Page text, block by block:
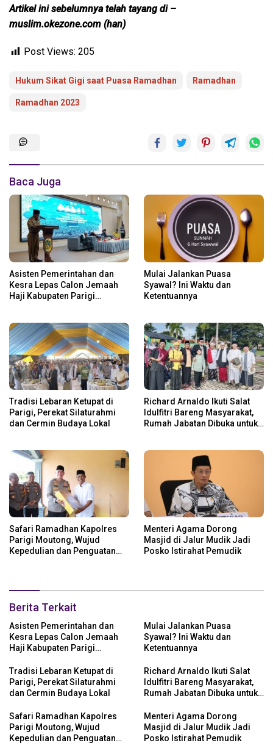
Artikel ini sebelumnya telah tayang di –
muslim.okezone.com (han)
Post Views: 205
Hukum Sikat Gigi saat Puasa Ramadhan Ramadhan
Ramadhan 2023
Baca Juga
Asisten Pemerintahan dan
Kesra Lepas Calon Jemaah
Haji Kabupaten Parigi
Mulai Jalankan Puasa
Syawal? Ini Waktu dan
Ketentuannya
Tradisi Lebaran Ketupat di
Parigi, Perekat Silaturahmi
dan Cermin Budaya Lokal
Richard Arnaldo Ikuti Salat
Idulfitri Bareng Masyarakat,
Rumah Jabatan Dibuka untuk
Safari Ramadhan Kapolres
Parigi Moutong, Wujud
Kepedulian dan Penguatan
Menteri Agama Dorong
Masjid di Jalur Mudik Jadi
Posko Istirahat Pemudik
Berita Terkait
Asisten Pemerintahan dan
Kesra Lepas Calon Jemaah
Haji Kabupaten Parigi
M
Mulai Jalankan Puasa
Syawal? Ini Waktu dan
Ketentuannya
Tradisi Lebaran Ketupat di
Parigi, Perekat Silaturahmi
dan Cermin Budaya Lokal
Richard Arnaldo Ikuti Salat
Idulfitri Bareng Masyarakat,
Rumah Jabatan Dibuka untuk
Safari Ramadhan Kapolres
Parigi Moutong, Wujud
Kepedulian dan Penguatan
Menteri Agama Dorong
Masjid di Jalur Mudik Jadi
Posko Istirahat Pemudik